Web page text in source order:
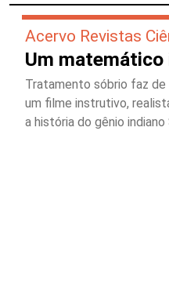
Acervo Revistas
Um
Tratamento sóbrio faz de
um filme instrutivo,
a história do gênio indiano